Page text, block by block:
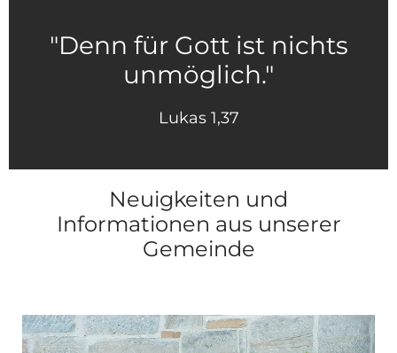
"Denn für Gott ist nichts
unmöglich."
Lukas 1,37
Neuigkeiten und
Informationen aus unserer
Gemeinde